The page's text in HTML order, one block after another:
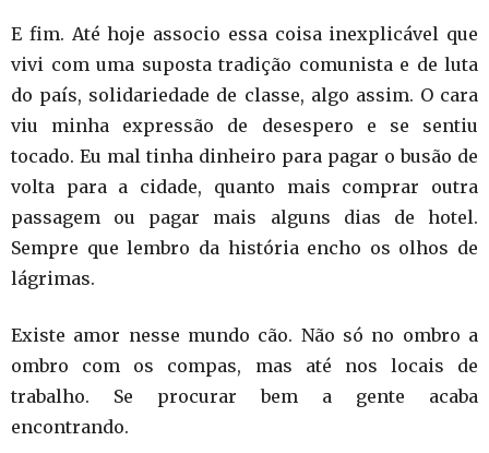
E fim. Até hoje associo essa coisa inexplicável que
vivi com uma suposta tradição comunista e de luta
do país, solidariedade de classe, algo assim. O cara
viu minha expressão de desespero e se sentiu
tocado. Eu mal tinha dinheiro para pagar o busão de
volta para a cidade, quanto mais comprar outra
passagem ou pagar mais alguns dias de hotel.
Sempre que lembro da história encho os olhos de
lágrimas.
Existe amor nesse mundo cão. Não só no ombro a
ombro com os compas, mas até nos locais de
trabalho. Se procurar bem a gente acaba
encontrando.